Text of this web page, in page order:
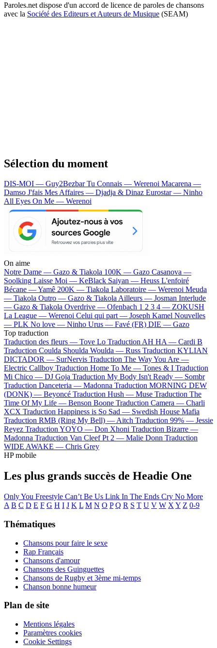
Paroles.net dispose d'un accord de licence de paroles de chansons
avec la Société des Editeurs et Auteurs de Musique (SEAM)
Sélection du moment
DIS-MOI — Guy2BezbarTu Connais — Werenoi Macarena —
Damso J'fais Mes Affaires — Djadja & Dinaz Eurostar — Ninho
All Eyes On Me — Werenoi
On aime
Notre Dame — Gazo & Tiakola 100K — Gazo Casanova —
Soolking Laisse Moi — KeBlack Saiyan — Heuss L'enfoiré
Bécane —Yamê 200K — Tiakola Laboratoire — Werenoi Meuda
— Tiakola Outro — Gazo & TiakolaAilleurs — Josman Interlude
— Gazo & Tiakola Overdrive — Ofenbach 1 2 3 4 — ZOKUSH
La League — Werenoi Celui qui part — Joseph Kamel Nouvelles
— PLK No love — Ninho Urus — Favé (FR) DIE — Gazo
Top traduction
Traduction des fleurs — Tove Lo Traduction AH HA — Cardi B
Traduction Coulda Shoulda Woulda — Russ Traduction KYLIAN
DICTADOR — SurNervis Traduction The Way You Are —
Electric Callboy Traduction Home To Me — Tones & I Traduction
Mi Chico — DJ Goja Traduction My Body Isn't Ready — Sombr
Traduction Danceteria — Madonna Traduction MORNING DEW
(DONK) — Beyoncé Traduction Hush — Muse Traduction The
Time Of My Life — Benson Boone Traduction Camera — Charli
XCX Traduction Happiness is So Sad — Swedish House Mafia
Traduction RMB (Ring My Bell) —Aitch Traduction 99% — Jessie
Reyez Traduction YOYO — Don Xhoni Traduction Bizarre —
Madonna Traduction Van Cleef Pt 2 — Malie Donn Traduction
WIDE AWAKE — Chris Grey
HP mobile
Les plus grands succès de Headie One
Only You Freestyle Can’t Be Us Link In The Ends Cry No More
A B C D E F G H I J K L M N O P Q R S T U V W X Y Z 0-9
Thématiques
Chansons pour faire le sexe
Rap Français
Chansons d'amour
Chansons des Guinguettes
Chansons de Rugby et 3ème mi-temps
Chanson bonne humeur
Plan de site
Mentions légales
Paramètres cookies
Cookie Settings